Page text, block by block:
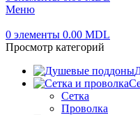
Меню
0 элементы 0.00 MDL
Просмотр категорий
Сетка
Проволка